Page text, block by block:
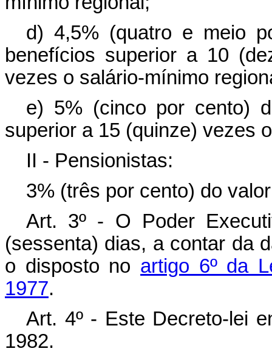
d) 4,5% (quatro e meio
benefícios superior a 10
vezes o salário-mínimo
e) 5% (cinco por cento)
superior a 15 (quinze) vezes
II - Pensionistas:
3% (três por cento) do
Art. 3º - O Poder
(sessenta) dias, a contar da
o disposto no artigo 6º da
1977.
Art. 4º - Este Decreto-lei
1982.